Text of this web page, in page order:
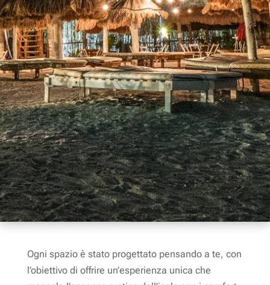
Ogni spazio è stato progettato pensando a te, con
l’obiettivo di offrire un’esperienza unica che